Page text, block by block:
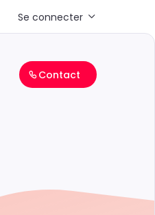
Se connecter
Contact